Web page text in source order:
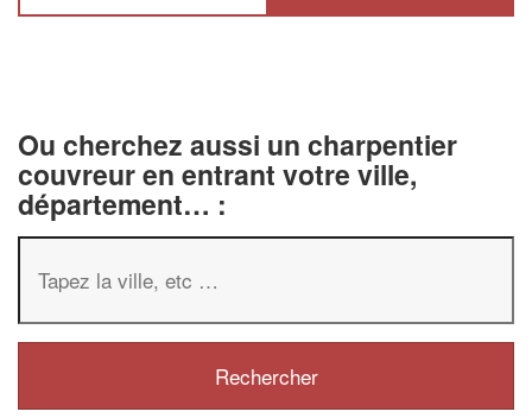
Ou cherchez aussi un charpentier
couvreur en entrant votre ville,
département… :